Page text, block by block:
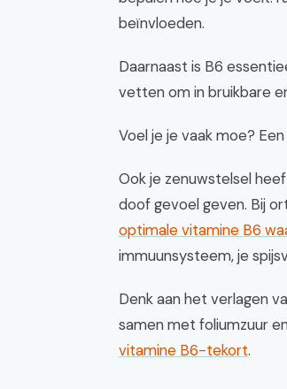
beïnvloeden.
Daarnaast is B6
vetten om in bruikbare
Voel je je vaak moe?
Ook je zenuwstelsel
doof gevoel geven. Bij
optimale vitamine B6
immuunsysteem, je
Denk aan het verlagen
samen met foliumzuur
vitamine B6-tekort.